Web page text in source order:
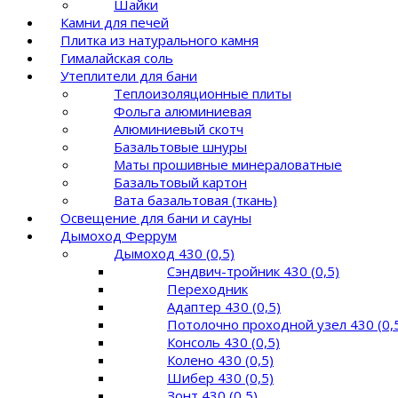
Шайки
Камни для печей
Плитка из натурального камня
Гималайская соль
Утеплители для бани
Теплоизоляционные плиты
Фольга алюминиевая
Алюминиевый скотч
Базальтовые шнуры
Маты прошивные минераловатные
Базальтовый картон
Вата базальтовая (ткань)
Освещение для бани и сауны
Дымоход Феррум
Дымоход 430 (0,5)
Сэндвич-тройник 430 (0,5)
Переходник
Адаптер 430 (0,5)
Потолочно проходной узел 430
Консоль 430 (0,5)
Колено 430 (0,5)
Шибер 430 (0,5)